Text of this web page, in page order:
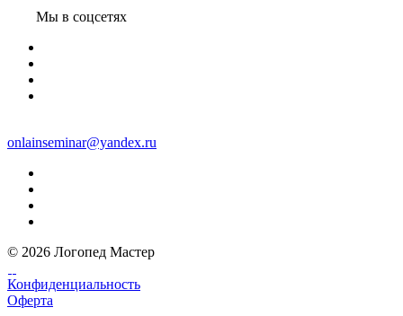
Мы в соцсетях
onlainseminar@yandex.ru
© 2026 Логопед Мастер
Конфиденциальность
Оферта